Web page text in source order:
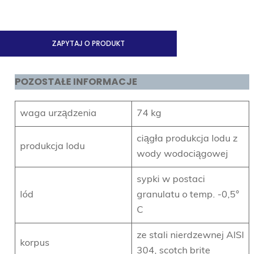
ZAPYTAJ O PRODUKT
POZOSTAŁE INFORMACJE
waga urządzenia 74 kg
produkcja lodu
ciągła produkcja lodu z
wody wodociągowej
lód
sypki w postaci
granulatu o temp. -0,5°
C
korpus
ze stali nierdzewnej AISI
304, scotch brite